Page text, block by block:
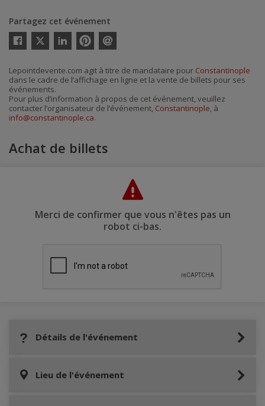
Partagez cet événement
Twitter
courriel
Lepointdevente.com agit à titre de mandataire pour Constantinople
dans le cadre de l’affichage en ligne et la vente de billets pour ses
événements.
Pour plus d’information à propos de cet événement, veuillez
contacter l’organisateur de l’événement, Constantinople, à
info@constantinople.ca.
Achat de billets
Merci de confirmer que vous n'êtes pas un
robot ci-bas.
Détails de l'événement
Lieu de l'événement